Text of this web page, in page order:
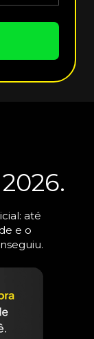
até
e o